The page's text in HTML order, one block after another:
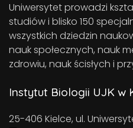
Uniwersytet prowadzi
studiów i blisko 150
wszystkich dziedzin
nauk społecznych, nauk
zdrowiu, nauk ścisłych i
Instytut Biologii UJK w
25-406 Kielce, ul.